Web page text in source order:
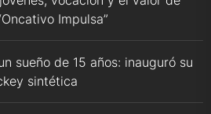
Impulsa”
sueño de 15 años: inauguró su
sintética